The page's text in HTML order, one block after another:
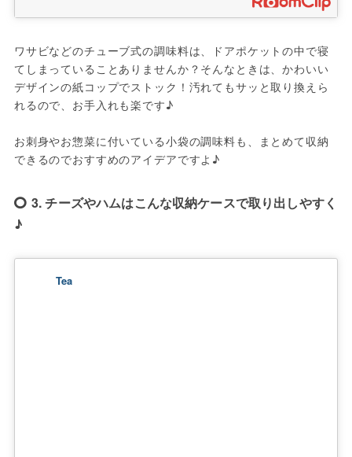
ワサビなどのチューブ式の調味料は、ドアポケットの中で寝
てしまっていることありませんか？そんなときは、かわいい
デザインの紙コップでストック！汚れてもサッと取り換えら
れるので、お手入れも楽です♪
お刺身やお惣菜に付いている小袋の調味料も、まとめて収納
できるのでおすすめのアイデアですよ♪
3. チーズやハムはこんな収納ケースで取り出しやすく
♪
Tea